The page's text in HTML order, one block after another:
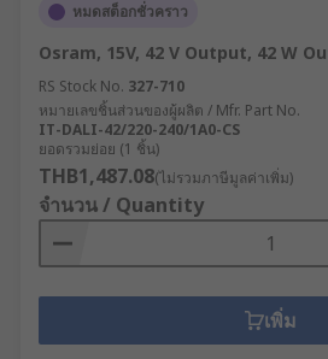
หมดสต็อกชั่วคราว
Osram, 15V, 42 V Output, 42 W
RS Stock No. 327-710
หมายเลขชิ้นส่วนของผู้ผลิต / Mfr. Part No.
IT-DALI-42/220-240/1A0-CS
ยอดรวมย่อย (1 ชิ้น)
THB1,487.08(ไม่รวมภาษีมูลค่าเพิ่ม)
จำนวน / Quantity
เพิ่ม